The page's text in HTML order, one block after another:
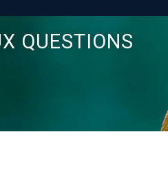
QUESTIONS